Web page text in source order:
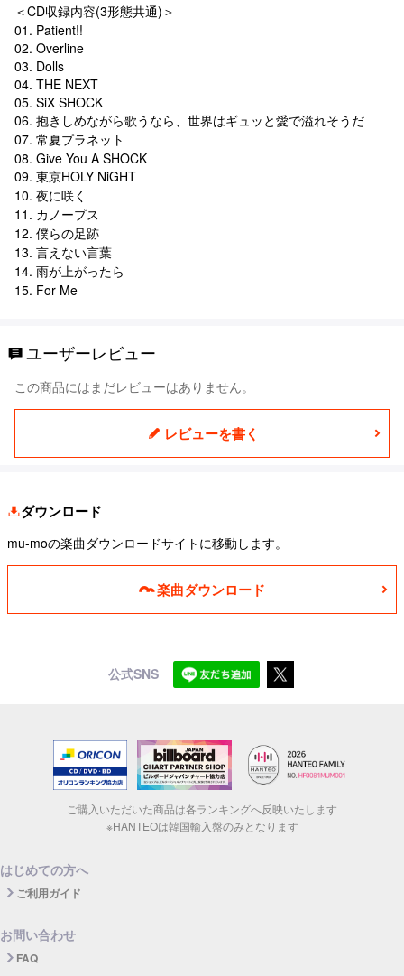
＜CD収録内容(3形態共通)＞
01. Patient!!
02. Overline
03. Dolls
04. THE NEXT
05. SiX SHOCK
06. 抱きしめながら歌うなら、世界はギュッと愛で溢れそうだ
07. 常夏プラネット
08. Give You A SHOCK
09. 東京HOLY NiGHT
10. 夜に咲く
11. カノープス
12. 僕らの足跡
13. 言えない言葉
14. 雨が上がったら
15. For Me
ユーザーレビュー
この商品にはまだレビューはありません。
レビューを書く
ダウンロード
mu-moの楽曲ダウンロードサイトに移動します。
楽曲ダウンロード
公式SNS
ご購入いただいた商品は各ランキングへ反映いたします
※HANTEOは韓国輸入盤のみとなります
はじめての方へ
ご利用ガイド
お問い合わせ
FAQ